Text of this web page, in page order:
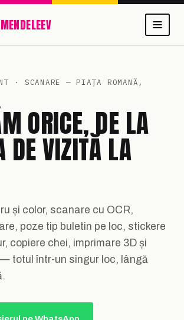
MENDELEEV
· SCANARE — PIAȚA ROMANĂ,
ORICE, DE LA
DE VIZITĂ LA
și color, scanare cu OCR,
poze tip buletin pe loc, stickere
copiere chei, imprimare 3D și
totul într-un singur loc, lângă